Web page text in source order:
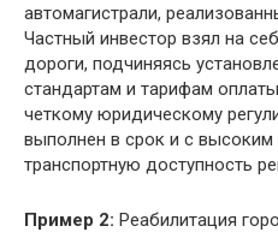
автомагистрали,
Частный инвестор взял на
дороги, подчиняясь
стандартам и тарифам
четкому юридическому
выполнен в срок и с
транспортную доступность
Пример 2: Реабилитация